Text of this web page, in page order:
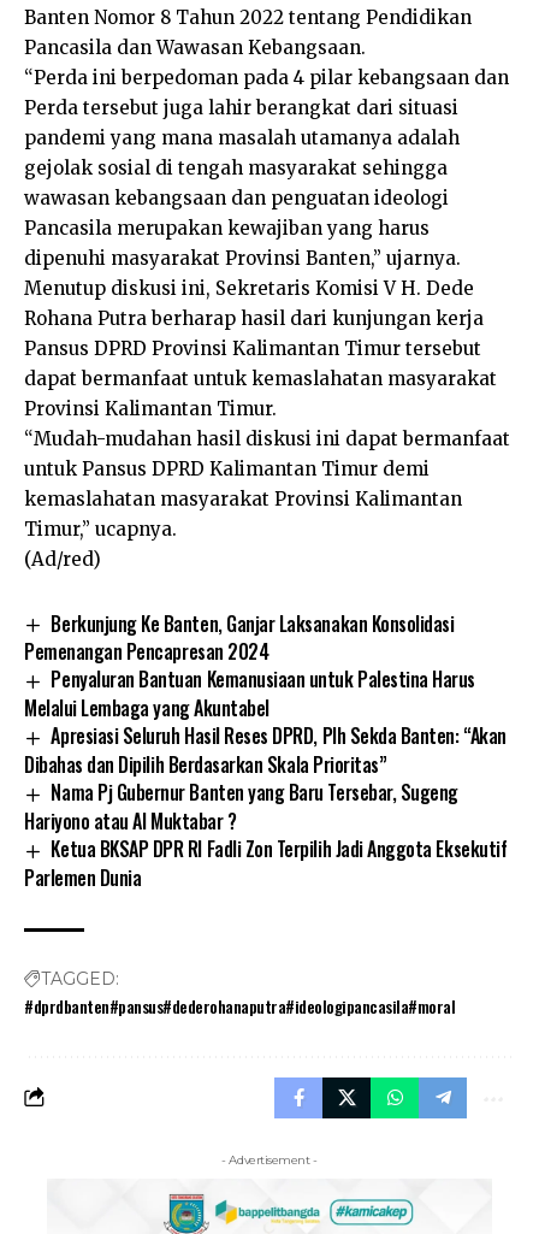
Banten Nomor 8 Tahun 2022 tentang Pendidikan
Pancasila dan Wawasan Kebangsaan.
“Perda ini berpedoman pada 4 pilar kebangsaan dan
Perda tersebut juga lahir berangkat dari situasi
pandemi yang mana masalah utamanya adalah
gejolak sosial di tengah masyarakat sehingga
wawasan kebangsaan dan penguatan ideologi
Pancasila merupakan kewajiban yang harus
dipenuhi masyarakat Provinsi Banten,” ujarnya.
Menutup diskusi ini, Sekretaris Komisi V H. Dede
Rohana Putra berharap hasil dari kunjungan kerja
Pansus DPRD Provinsi Kalimantan Timur tersebut
dapat bermanfaat untuk kemaslahatan masyarakat
Provinsi Kalimantan Timur.
“Mudah-mudahan hasil diskusi ini dapat bermanfaat
untuk Pansus DPRD Kalimantan Timur demi
kemaslahatan masyarakat Provinsi Kalimantan
Timur,” ucapnya.
(Ad/red)
Berkunjung Ke Banten, Ganjar Laksanakan Konsolidasi
Pemenangan Pencapresan 2024
Penyaluran Bantuan Kemanusiaan untuk Palestina Harus
Melalui Lembaga yang Akuntabel
Apresiasi Seluruh Hasil Reses DPRD, Plh Sekda Banten: “Akan
Dibahas dan Dipilih Berdasarkan Skala Prioritas”
Nama Pj Gubernur Banten yang Baru Tersebar, Sugeng
Hariyono atau Al Muktabar ?
Ketua BKSAP DPR RI Fadli Zon Terpilih Jadi Anggota Eksekutif
Parlemen Dunia
TAGGED:
#dprdbanten#pansus#dederohanaputra#ideologipancasila#moral
- Advertisement -